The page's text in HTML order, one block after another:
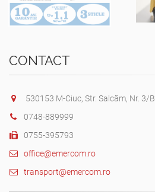
CONTACT
530153 M-Ciuc, Str. Salcâm, Nr. 3/B
0748-889999
0755-395793
office@emercom.ro
transport@emercom.ro